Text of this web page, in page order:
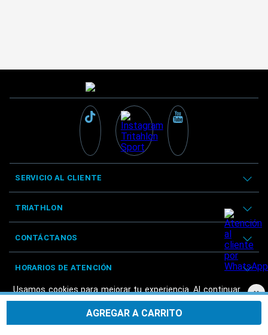
Usamos cookies para mejorar tu experiencia. Al continuar
navegando, aceptas nuestraPolítica de privacidad.
Aceptar
×
AGREGAR A CARRITO
SERVICIO AL CLIENTE
TRIATHLON
CONTÁCTANOS
HORARIOS DE ATENCIÓN
© Triathlon 2025 - Derechos reservados